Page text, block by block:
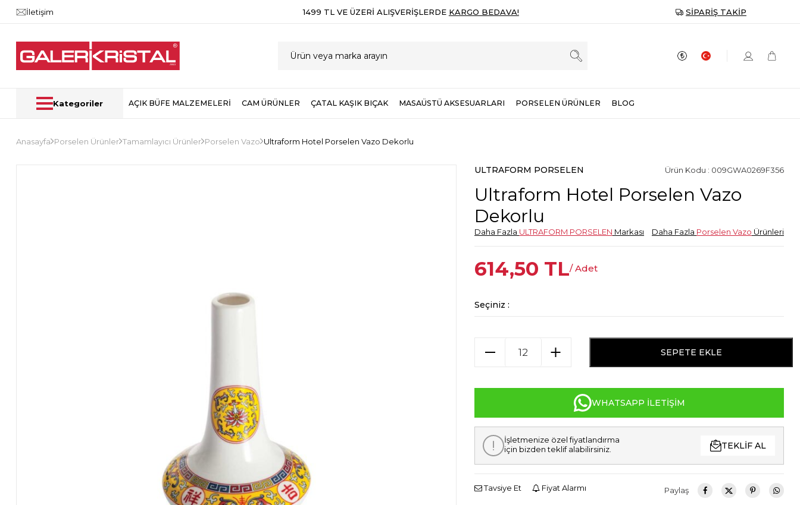
İletişim 1499 TL VE ÜZERI ALIŞVERIŞLERDE KARGO BEDAVA! SIPARIŞ TAKIP
Kategoriler AÇIK BÜFE MALZEMELERİ CAM ÜRÜNLER ÇATAL KAŞIK BIÇAK MASAÜSTÜ AKSESUARLARI PORSELEN ÜRÜNLER BLOG
Anasayfa Porselen Ürünler Tamamlayıcı Ürünler Porselen Vazo Ultraform Hotel Porselen Vazo Dekorlu
ULTRAFORM PORSELEN Ürün Kodu : 009GWA0269F356
Ultraform Hotel Porselen Vazo
Dekorlu
Daha Fazla ULTRAFORM PORSELEN Markası Daha Fazla Porselen Vazo Ürünleri
614,50 TL/ Adet
Seçiniz :
SEPETE EKLE
WHATSAPP İLETIŞIM
İşletmenize özel fiyatlandırma
için bizden teklif alabilirsiniz.
TEKLIF AL
Tavsiye Et Fiyat Alarmı Paylaş